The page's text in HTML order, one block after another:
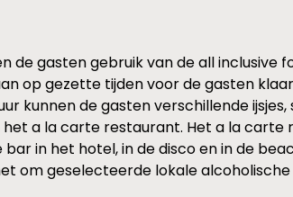
de gasten gebruik van de all
op gezette tijden voor de gasten
kunnen de gasten verschillende
a la carte restaurant. Het a la
bar in het hotel, in de disco en in de
om geselecteerde lokale